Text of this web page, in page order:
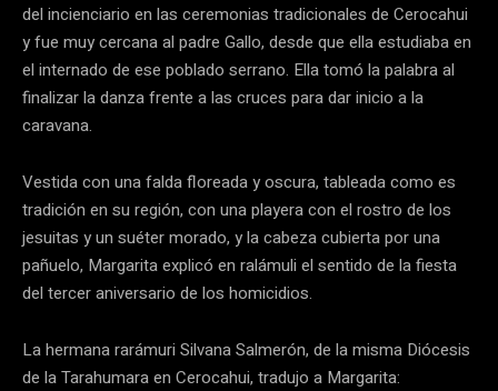
del incienciario en las ceremonias tradicionales de Cerocahui
y fue muy cercana al padre Gallo, desde que ella estudiaba en
el internado de ese poblado serrano. Ella tomó la palabra al
finalizar la danza frente a las cruces para dar inicio a la
caravana.
Vestida con una falda floreada y oscura, tableada como es
tradición en su región, con una playera con el rostro de los
jesuitas y un suéter morado, y la cabeza cubierta por una
pañuelo, Margarita explicó en ralámuli el sentido de la fiesta
del tercer aniversario de los homicidios.
La hermana rarámuri Silvana Salmerón, de la misma Diócesis
de la Tarahumara en Cerocahui, tradujo a Margarita: